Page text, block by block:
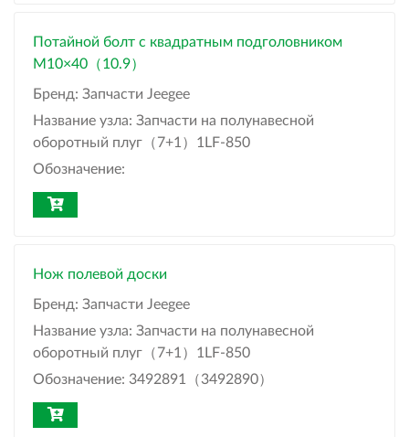
Потайной болт с квадратным подголовником
M10×40（10.9）
Бренд: Запчасти Jeegee
Название узла: Запчасти на полунавесной
оборотный плуг（7+1）1LF-850
Обозначение:
Нож полевой доски
Бренд: Запчасти Jeegee
Название узла: Запчасти на полунавесной
оборотный плуг（7+1）1LF-850
Обозначение: 3492891（3492890）